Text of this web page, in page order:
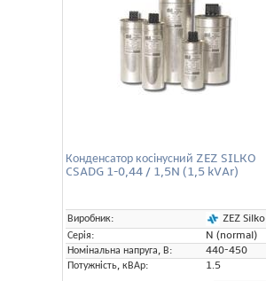
Конденсатор косінусний ZEZ SILKO
CSADG 1-0,44 / 1,5N (1,5 kVAr)
Виробник:
ZEZ Silko
Серія:
N (normal)
Номінальна напруга, В:
440-450
Потужність, кВАр:
1.5